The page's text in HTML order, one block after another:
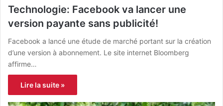
Technologie: Facebook va lancer une
version payante sans publicité!
Facebook a lancé une étude de marché portant sur la création
d’une version à abonnement. Le site internet Bloomberg
affirme…
Lire la suite »